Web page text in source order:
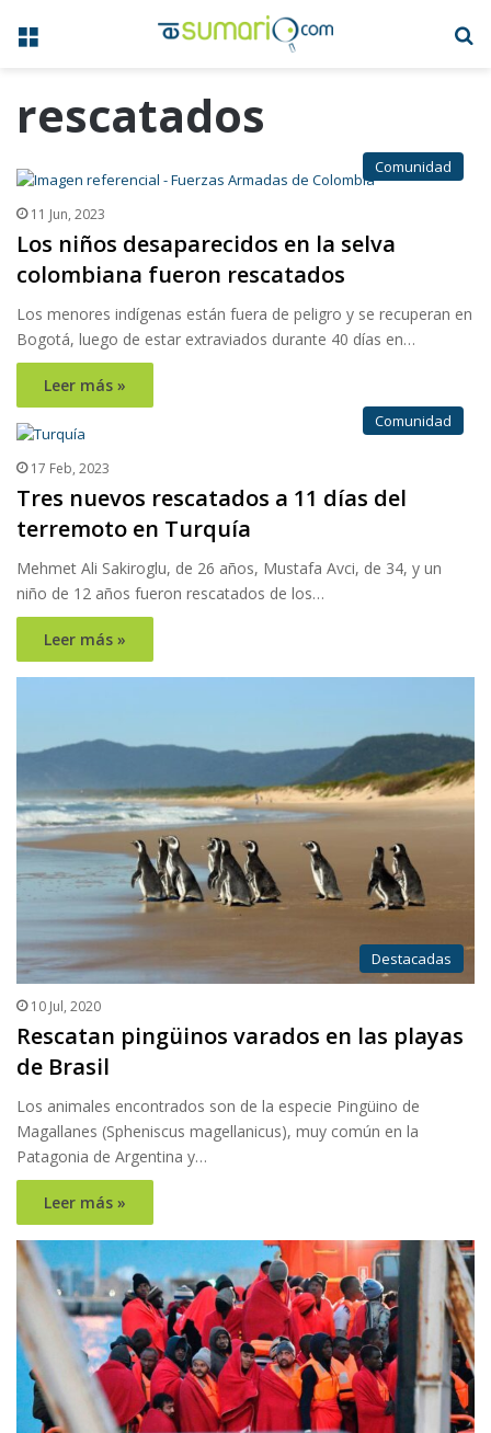
Menú
rescatados
Comunidad
11 Jun, 2023
Los niños desaparecidos en la selva
colombiana fueron rescatados
Los menores indígenas están fuera de peligro y se recuperan en
Bogotá, luego de estar extraviados durante 40 días en…
Leer más »
Comunidad
17 Feb, 2023
Tres nuevos rescatados a 11 días del
terremoto en Turquía
Mehmet Ali Sakiroglu, de 26 años, Mustafa Avci, de 34, y un
niño de 12 años fueron rescatados de los…
Leer más »
Destacadas
10 Jul, 2020
Rescatan pingüinos varados en las playas
de Brasil
Los animales encontrados son de la especie Pingüino de
Magallanes (Spheniscus magellanicus), muy común en la
Patagonia de Argentina y…
Leer más »